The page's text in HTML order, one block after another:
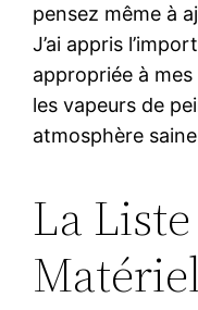
pensez même à
J’ai appris
appropriée à
les vapeurs de
atmosphère
La